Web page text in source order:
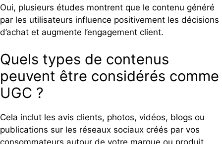
Oui, plusieurs études montrent que le contenu généré
par les utilisateurs influence positivement les décisions
d’achat et augmente l’engagement client.
Quels types de contenus
peuvent être considérés comme
UGC ?
Cela inclut les avis clients, photos, vidéos, blogs ou
publications sur les réseaux sociaux créés par vos